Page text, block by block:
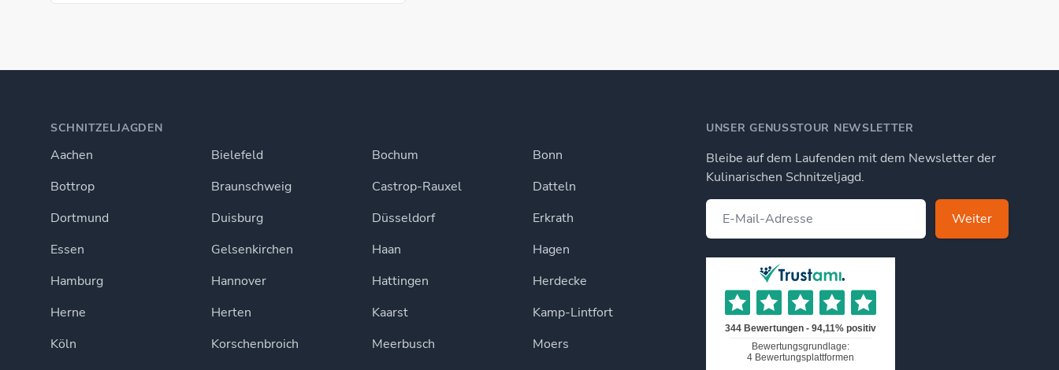
SCHNITZELJAGDEN
Aachen Bielefeld Bochum
Bonn
Bottrop
Braunschweig Castrop-Rauxel
Datteln
Dortmund
Duisburg Düsseldorf
Erkrath
Essen
Gelsenkirchen Haan
Hagen
Hamburg
Hannover Hattingen
Herdecke
Herne
Herten Kaarst
Kamp-Lintfort
Köln
Korschenbroich Meerbusch
Moers
UNSER GENUSSTOUR NEWSLETTER
Bleibe auf dem Laufenden mit dem Newsletter der
Kulinarischen Schnitzeljagd.
Weiter